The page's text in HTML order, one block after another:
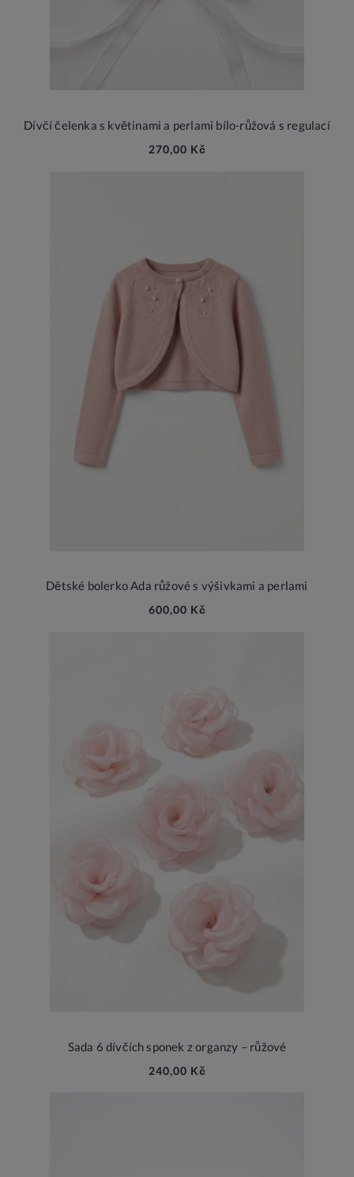
Dívčí čelenka s květinami a perlami bílo-růžová s regulací
270,00 Kč
Dětské bolerko Ada růžové s výšivkami a perlami
600,00 Kč
Sada 6 dívčích sponek z organzy – růžové
240,00 Kč